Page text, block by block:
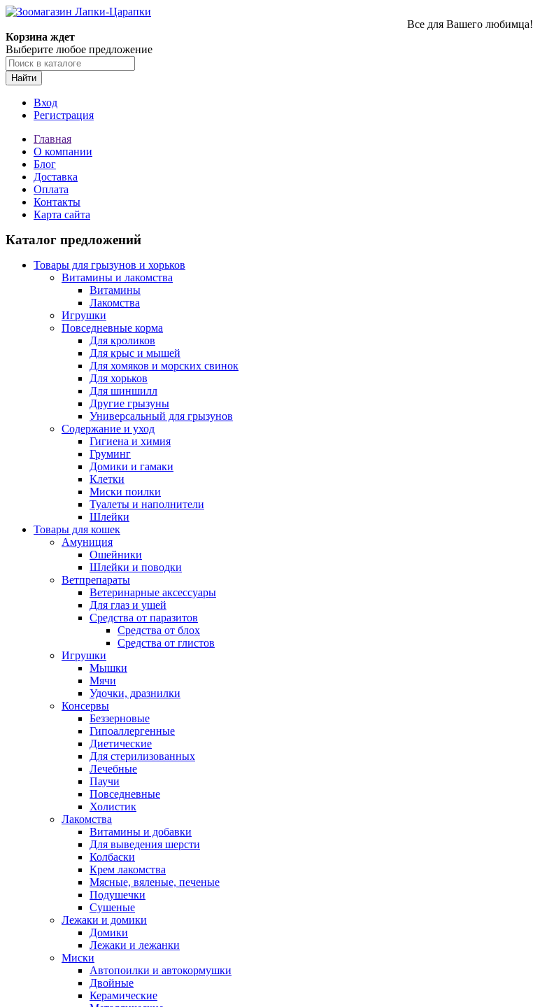
Все для Вашего любимца!
Корзина ждет
Выберите любое предложение
Найти
Вход
Регистрация
Главная
О компании
Блог
Доставка
Оплата
Контакты
Карта сайта
Каталог предложений
Товары для грызунов и хорьков
Витамины и лакомства
Витамины
Лакомства
Игрушки
Повседневные корма
Для кроликов
Для крыс и мышей
Для хомяков и морских свинок
Для хорьков
Для шиншилл
Другие грызуны
Универсальный для грызунов
Содержание и уход
Гигиена и химия
Груминг
Домики и гамаки
Клетки
Миски поилки
Туалеты и наполнители
Шлейки
Товары для кошек
Амуниция
Ошейники
Шлейки и поводки
Ветпрепараты
Ветеринарные аксессуары
Для глаз и ушей
Средства от паразитов
Средства от блох
Средства от глистов
Игрушки
Мышки
Мячи
Удочки, дразнилки
Консервы
Беззерновые
Гипоаллергенные
Диетические
Для стерилизованных
Лечебные
Паучи
Повседневные
Холистик
Лакомства
Витамины и добавки
Для выведения шерсти
Колбаски
Крем лакомства
Мясные, вяленые, печеные
Подушечки
Сушеные
Лежаки и домики
Домики
Лежаки и лежанки
Миски
Автопоилки и автокормушки
Двойные
Керамические